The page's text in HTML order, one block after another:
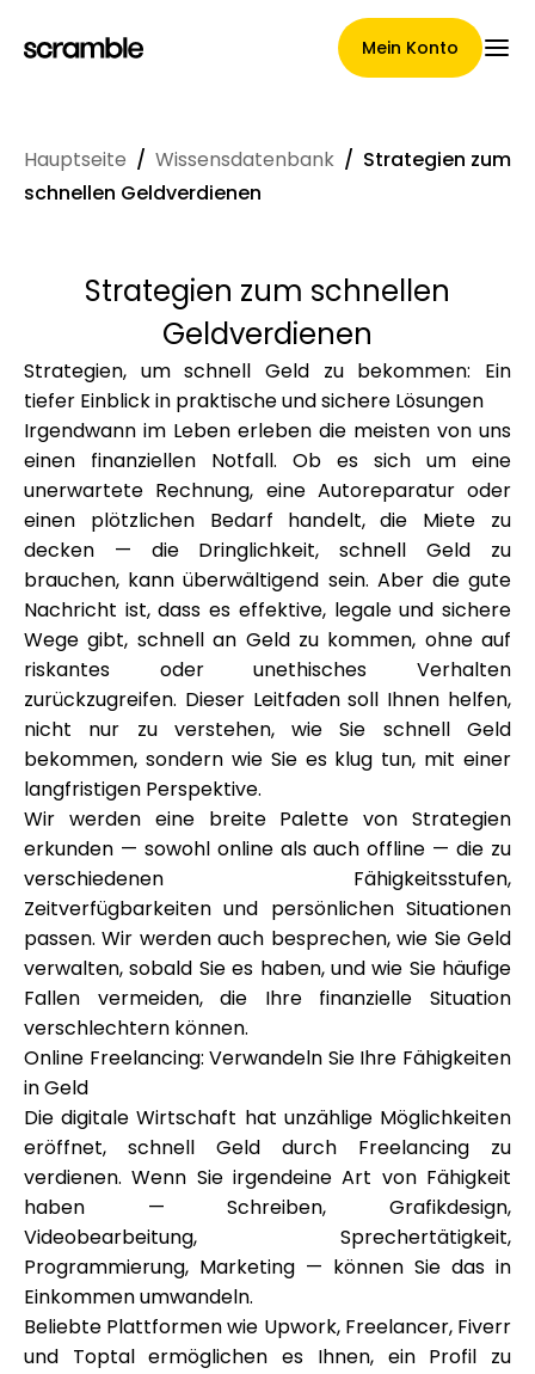
Mein Konto
Hauptseite
Konditionen der
Forderungsabtretung
Markengalerie
Markenauswahl
Rechner
Rundenverlauf
Kontaktieren Sie uns
Finanzierung erhalten
Hauptseite / Wissensdatenbank / Strategien zum
schnellen Geldverdienen
Strategien zum schnellen
Geldverdienen
Strategien, um schnell Geld zu bekommen: Ein
tiefer Einblick in praktische und sichere Lösungen
Irgendwann im Leben erleben die meisten von uns
einen finanziellen Notfall. Ob es sich um eine
unerwartete Rechnung, eine Autoreparatur oder
einen plötzlichen Bedarf handelt, die Miete zu
decken — die Dringlichkeit, schnell Geld zu
brauchen, kann überwältigend sein. Aber die gute
Nachricht ist, dass es effektive, legale und sichere
Wege gibt, schnell an Geld zu kommen, ohne auf
riskantes oder unethisches Verhalten
zurückzugreifen. Dieser Leitfaden soll Ihnen helfen,
nicht nur zu verstehen, wie Sie schnell Geld
bekommen, sondern wie Sie es klug tun, mit einer
langfristigen Perspektive.
Wir werden eine breite Palette von Strategien
erkunden — sowohl online als auch offline — die zu
verschiedenen Fähigkeitsstufen,
Zeitverfügbarkeiten und persönlichen Situationen
passen. Wir werden auch besprechen, wie Sie Geld
verwalten, sobald Sie es haben, und wie Sie häufige
Fallen vermeiden, die Ihre finanzielle Situation
verschlechtern können.
Online Freelancing: Verwandeln Sie Ihre Fähigkeiten
in Geld
Die digitale Wirtschaft hat unzählige Möglichkeiten
eröffnet, schnell Geld durch Freelancing zu
verdienen. Wenn Sie irgendeine Art von Fähigkeit
haben — Schreiben, Grafikdesign,
Videobearbeitung, Sprechertätigkeit,
Programmierung, Marketing — können Sie das in
Einkommen umwandeln.
Beliebte Plattformen wie Upwork, Freelancer, Fiverr
und Toptal ermöglichen es Ihnen, ein Profil zu